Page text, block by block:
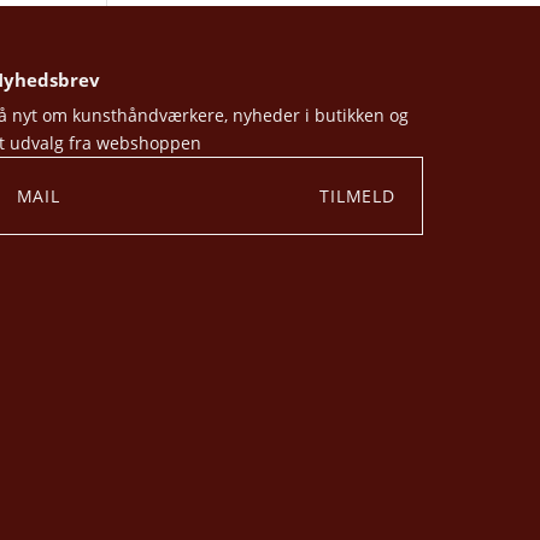
nyt om kunsthåndværkere, nyheder i butikken og
udvalg fra webshoppen
TILMELD